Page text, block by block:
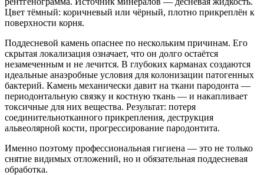
Цвет тёмный: коричневый или чёрный, плотно прикреплён к
поверхности корня.
Поддесневой камень опаснее по нескольким причинам. Его
скрытая локализация означает, что он долго остаётся
незамеченным и не лечится. В глубоких карманах создаются
идеальные анаэробные условия для колонизации патогенных
бактерий. Камень механически давит на ткани пародонта —
периодонтальную связку и костную ткань — и накапливает
токсичные для них вещества. Результат: потеря
соединительнотканного прикрепления, деструкция
альвеолярной кости, прогрессирование пародонтита.
Именно поэтому профессиональная гигиена — это не только
снятие видимых отложений, но и обязательная поддесневая
обработка.